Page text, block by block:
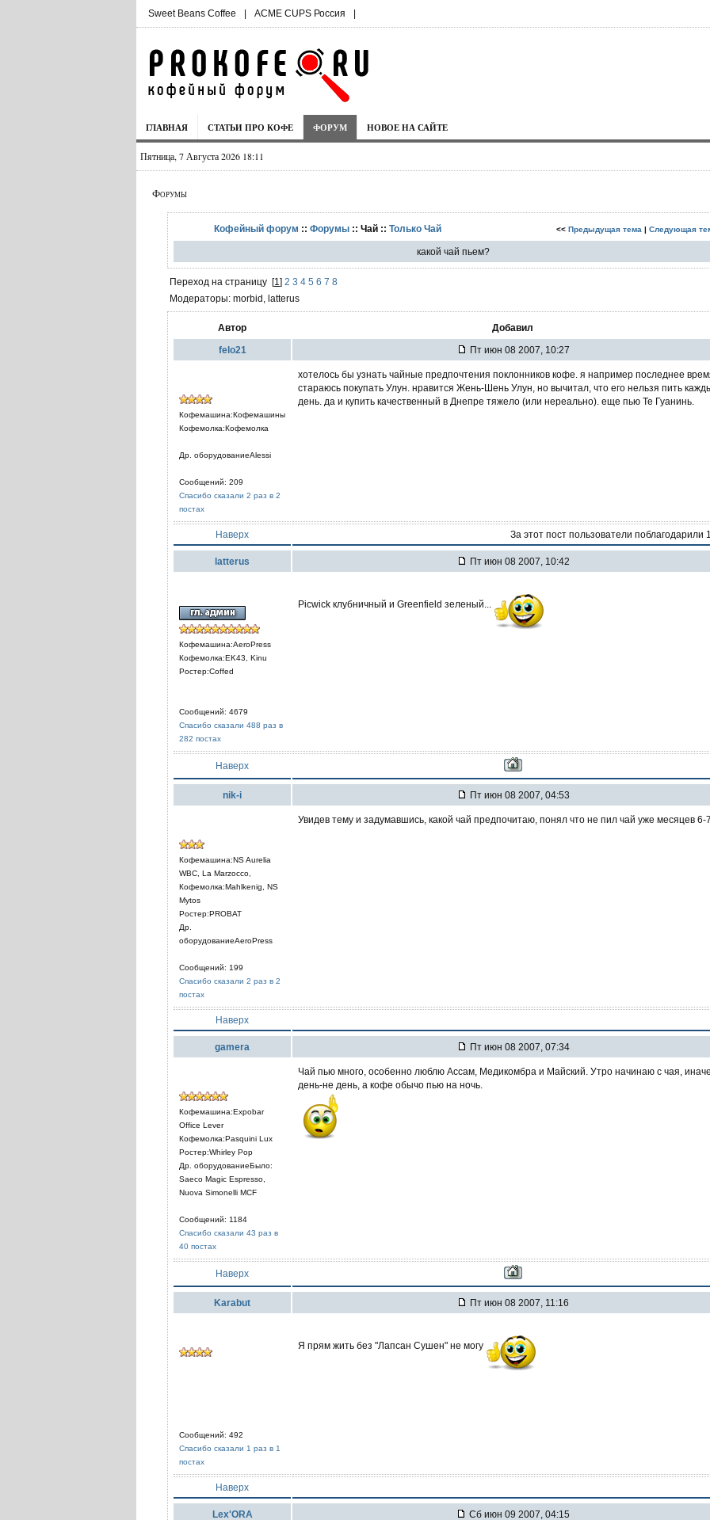
Sweet Beans Coffee | ACME CUPS Россия |
ГЛАВНАЯ СТАТЬИ ПРО КОФЕ ФОРУМ НОВОЕ НА САЙТЕ
Пятница, 7 Августа 2026 18:11
Форумы
Кофейный форум :: Форумы:: Чай :: Только Чай << Предыдущая тема | Следующая
какой чай пьем?
Переход на страницу [1 ] 2 3 4 5 6 7 8
Модераторы: morbid, latterus
Автор Добавил
felo21 Пт июн 08 2007, 10:27
Кофемашина:Кофемашины
Кофемолка:Кофемолка
Др. оборудованиеAlessi
Сообщений: 209
Спасибо сказали 2 раз в 2
постах
хотелось бы узнать чайные предпочтения поклонников кофе. я например последнее
стараюсь покупать Улун. нравится Жень-Шень Улун, но вычитал, что его нельзя пить
день. да и купить качественный в Днепре тяжело (или нереально). еще пью Те Гуанинь.
Наверх За этот пост пользователи поблагодарили
latterus Пт июн 08 2007, 10:42
Кофемашина:AeroPress
Кофемолка:EK43, Kinu
Ростер:Coffed
Сообщений: 4679
Спасибо сказали 488 раз в
282 постах
Picwick клубничный и Greenfield зеленый...
Наверх
nik-i Пт июн 08 2007, 04:53
Кофемашина:NS Aurelia
WBC, La Marzocco,
Кофемолка:Mahlkenig, NS
Mytos
Ростер:PROBAT
Др.
оборудованиеAeroPress
Сообщений: 199
Спасибо сказали 2 раз в 2
постах
Увидев тему и задумавшись, какой чай предпочитаю, понял что не пил чай уже месяцев 6-
Наверх
gamera Пт июн 08 2007, 07:34
Кофемашина:Expobar
Office Lever
Кофемолка:Pasquini Lux
Ростер:Whirley Pop
Др. оборудованиеБыло:
Saeco Magic Espresso,
Nuova Simonelli MCF
Сообщений: 1184
Спасибо сказали 43 раз в
40 постах
Чай пью много, особенно люблю Ассам, Медикомбра и Майский. Утро начинаю с чая,
день-не день, а кофе обычо пью на ночь.
Наверх
Karabut Пт июн 08 2007, 11:16
Сообщений: 492
Спасибо сказали 1 раз в 1
постах
Я прям жить без "Лапсан Сушен" не могу
Наверх
Lex'ORA Сб июн 09 2007, 04:15